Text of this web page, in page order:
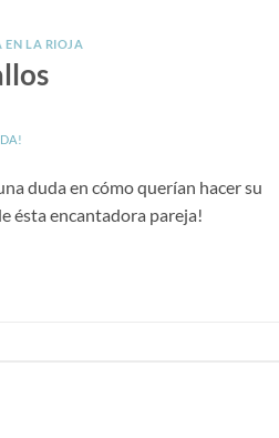
EN LA RIOJA
duda en cómo querían hacer su
ésta encantadora pareja!